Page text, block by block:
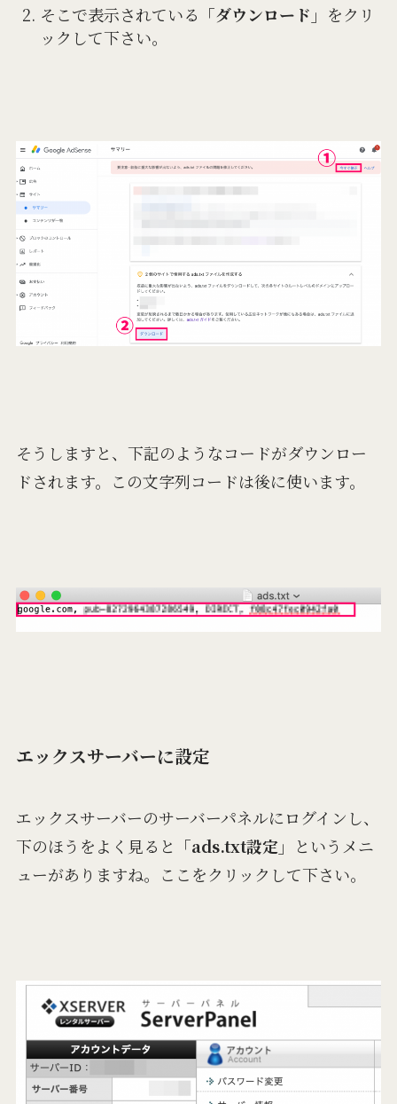
そこで表示されている 「ダウンロード」 をクリ
ックして下さい。
そうしますと、下記のようなコードがダウンロー
ドされます。この文字列コードは後に使います。
エックスサーバーに設定
エックスサーバーのサーバーパネルにログインし、
下のほうをよく見ると 「ads.txt設定」
というメニ
ューがありますね。ここをクリックして下さい。